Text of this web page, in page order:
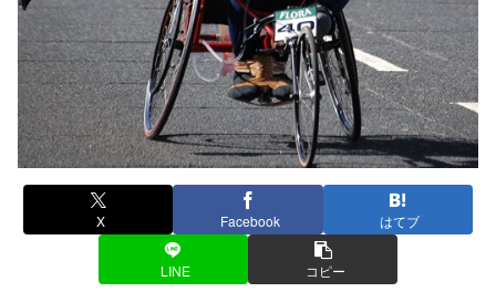
X Facebook はてブ
LINE コピー